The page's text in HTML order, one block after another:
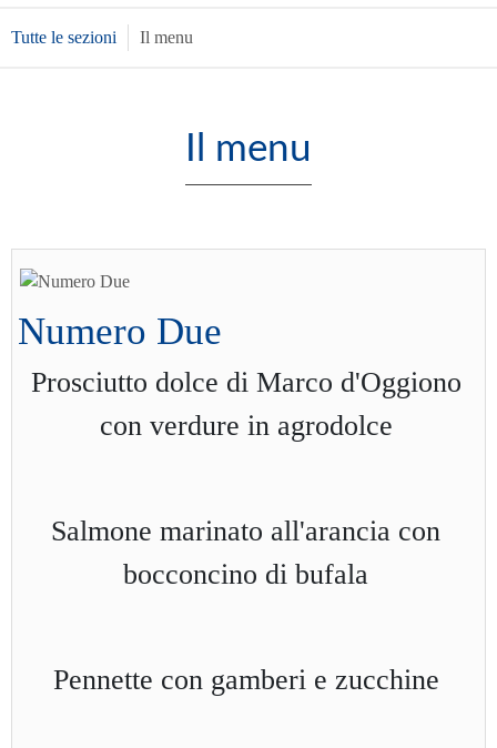
Tutte le sezioni Il menu
Il menu
Numero Due
Prosciutto dolce di Marco d'Oggiono
con verdure in agrodolce
Salmone marinato all'arancia con
bocconcino di bufala
Pennette con gamberi e zucchine